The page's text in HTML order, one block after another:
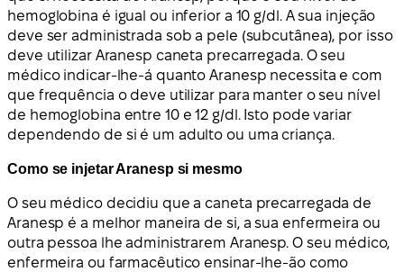
hemoglobina é igual ou inferior a 10 g/dl. A sua injeção
deve ser administrada sob a pele (subcutânea), por isso
deve utilizar Aranesp caneta precarregada. O seu
médico indicar-lhe-á quanto Aranesp necessita e com
que frequência o deve utilizar para manter o seu nível
de hemoglobina entre 10 e 12 g/dl. Isto pode variar
dependendo de si é um adulto ou uma criança.
Como se injetar Aranesp si mesmo
O seu médico decidiu que a caneta precarregada de
Aranesp é a melhor maneira de si, a sua enfermeira ou
outra pessoa lhe administrarem Aranesp. O seu médico,
enfermeira ou farmacêutico ensinar-lhe-ão como